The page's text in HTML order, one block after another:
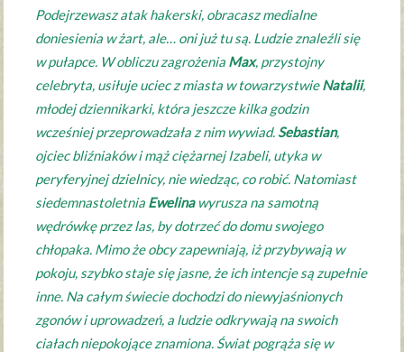
Podejrzewasz atak hakerski, obracasz medialne
doniesienia w żart, ale… oni już tu są. Ludzie znaleźli się
w pułapce. W obliczu zagrożenia Max, przystojny
celebryta, usiłuje uciec z miasta w towarzystwieNatalii,
młodej dziennikarki, która jeszcze kilka godzin
wcześniej przeprowadzała z nim wywiad. Sebastian,
ojciec bliźniaków i mąż ciężarnej Izabeli, utyka w
peryferyjnej dzielnicy, nie wiedząc, co robić. Natomiast
siedemnastoletnia Ewelinawyrusza na samotną
wędrówkę przez las, by dotrzeć do domu swojego
chłopaka. Mimo że obcy zapewniają, iż przybywają w
pokoju, szybko staje się jasne, że ich intencje są zupełnie
inne. Na całym świecie dochodzi do niewyjaśnionych
zgonów i uprowadzeń, a ludzie odkrywają na swoich
ciałach niepokojące znamiona. Świat pogrąża się w